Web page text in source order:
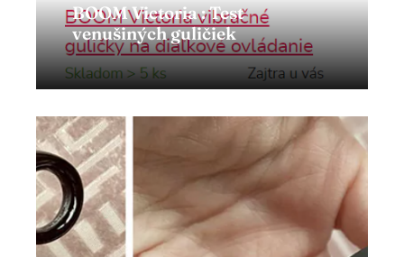
BOOM Victoria : Test
venušiných guličiek
Zobraziť článok